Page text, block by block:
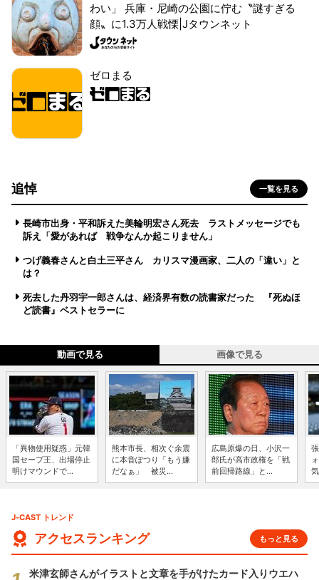
わい」 兵庫・尼崎の公園に佇む〝謎すぎる
顔〟に1.3万人戦慄|Jタウンネット
ゼロまる
追悼 一覧を見る
長崎市出身・平和訴えた美輪明宏さん死去 ラストメッセージでも
訴え「愛があれば 戦争なんか起こりません」
つげ義春さんと白土三平さん カリスマ漫画家、二人の「違い」と
は？
死去した丹羽宇一郎さんは、経済界有数の読書家だった 『死ぬほ
ど読書』ベストセラーに
動画で見る 画像で見る
「異物使用疑惑」元韓
国セーブ王、出場停止
明けマウンドで...
熊本市長、相次ぐ余震
に本音ぽつり「もう嫌
だなぁ」 被災...
広島原爆の日、小沢一
郎氏が高市政権を「戦
前回帰路線」と...
J-CAST トレンド
アクセスランキング もっと見る
米津玄師さんがイラストと文章を手がけたカード入りウエハ